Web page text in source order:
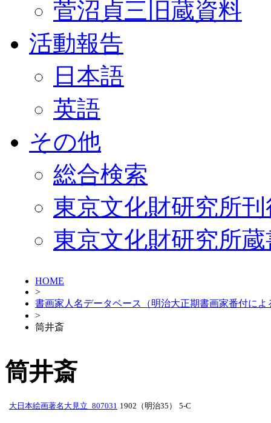
菅沼貞三旧蔵資料
活動報告
日本語
英語
その他
総合検索
東京文化財研究所
東京文化財研究所
HOME
>
書画家人名データベース（明治大正期書画家番付によ
>
筒井斎
筒井斎
大日本絵画著名大見立_807031 1902（明治35） 5-C